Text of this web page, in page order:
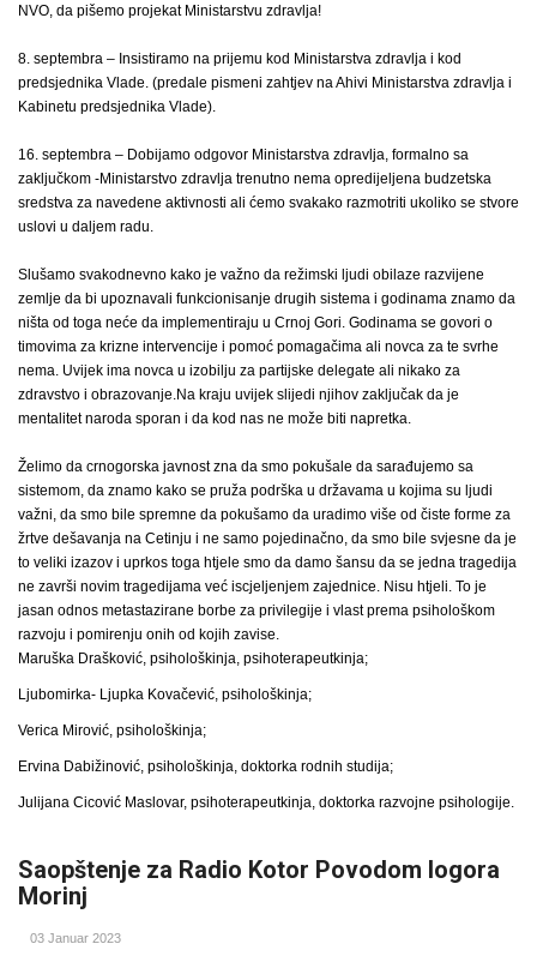
NVO, da pišemo projekat Ministarstvu zdravlja!
8. septembra – Insistiramo na prijemu kod Ministarstva zdravlja i kod
predsjednika Vlade. (predale pismeni zahtjev na Ahivi Ministarstva zdravlja i
Kabinetu predsjednika Vlade).
16. septembra – Dobijamo odgovor Ministarstva zdravlja, formalno sa
zaključkom -Ministarstvo zdravlja trenutno nema opredijeljena budzetska
sredstva za navedene aktivnosti ali ćemo svakako razmotriti ukoliko se stvore
uslovi u daljem radu.
Slušamo svakodnevno kako je važno da režimski ljudi obilaze razvijene
zemlje da bi upoznavali funkcionisanje drugih sistema i godinama znamo da
ništa od toga neće da implementiraju u Crnoj Gori. Godinama se govori o
timovima za krizne intervencije i pomoć pomagačima ali novca za te svrhe
nema. Uvijek ima novca u izobilju za partijske delegate ali nikako za
zdravstvo i obrazovanje.Na kraju uvijek slijedi njihov zaključak da je
mentalitet naroda sporan i da kod nas ne može biti napretka.
Želimo da crnogorska javnost zna da smo pokušale da sarađujemo sa
sistemom, da znamo kako se pruža podrška u državama u kojima su ljudi
važni, da smo bile spremne da pokušamo da uradimo više od čiste forme za
žrtve dešavanja na Cetinju i ne samo pojedinačno, da smo bile svjesne da je
to veliki izazov i uprkos toga htjele smo da damo šansu da se jedna tragedija
ne završi novim tragedijama već iscjeljenjem zajednice. Nisu htjeli. To je
jasan odnos metastazirane borbe za privilegije i vlast prema psihološkom
razvoju i pomirenju onih od kojih zavise.
Maruška Drašković, psihološkinja, psihoterapeutkinja;
Ljubomirka- Ljupka Kovačević, psihološkinja;
Verica Mirović, psihološkinja;
Ervina Dabižinović, psihološkinja, doktorka rodnih studija;
Julijana Cicović Maslovar, psihoterapeutkinja, doktorka razvojne psihologije.
Saopštenje za Radio Kotor Povodom logora
Morinj
03 Januar 2023